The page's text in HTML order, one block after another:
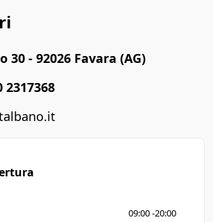
30 - 92026 Favara (AG)
2317368
09:00 -20:00